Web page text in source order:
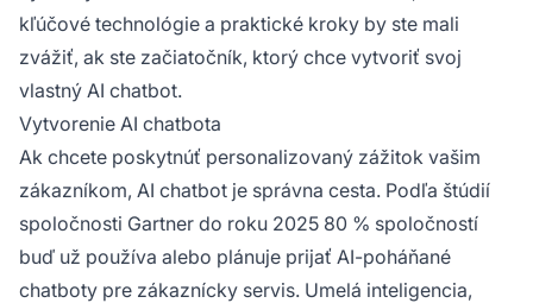
kľúčové technológie a praktické kroky by ste mali
zvážiť, ak ste začiatočník, ktorý chce vytvoriť svoj
vlastný AI chatbot.
Vytvorenie AI chatbota
Ak chcete poskytnúť personalizovaný zážitok vašim
zákazníkom, AI chatbot je správna cesta. Podľa štúdií
spoločnosti Gartner do roku 2025 80 % spoločností
buď už používa alebo plánuje prijať AI-poháňané
chatboty pre zákaznícky servis. Umelá inteligencia,